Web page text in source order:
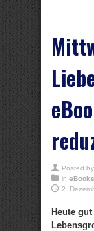
Posted
in
2.
Heute